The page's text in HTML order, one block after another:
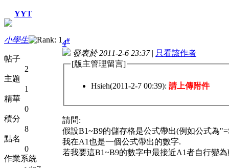
YYT
小學生
帖子
2
主題
1
精華
0
積分
8
點名
0
作業系統
4#
發表於 2011-2-6 23:37| 只看該作者
[版主管理留言]
Hsieh(2011-2-7 00:39): 請上傳附件
請問:
假設B1~B9的儲存格是公式帶出(例如公式為
我在A1也是一個公式帶出的數字.
若我要這B1~B9的數字中最接近A1者自行變